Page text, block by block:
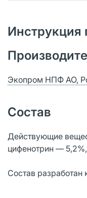
Экопром НПФ АО,
Состав
Действующие
цифенотрин —
Состав